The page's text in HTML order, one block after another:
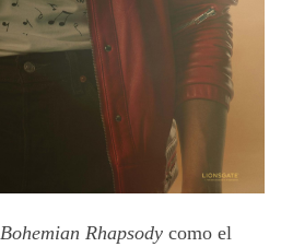
Bohemian Rhapsody como el